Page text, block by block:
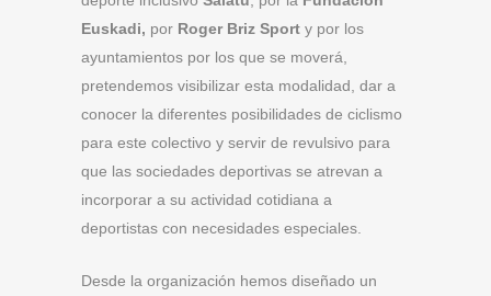
Euskadi, por Roger Briz Sport y por los
ayuntamientos por los que se moverá,
pretendemos visibilizar esta modalidad, dar a
conocer la diferentes posibilidades de ciclismo
para este colectivo y servir de revulsivo para
que las sociedades deportivas se atrevan a
incorporar a su actividad cotidiana a
deportistas con necesidades especiales.
Desde la organización hemos diseñado un